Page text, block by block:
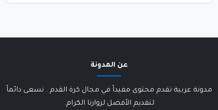
عن المدونة
مدونة عربية تقدم محتوى مفيداً في مجال كرة القدم . نسعى دائماً
لتقديم الأفضل لزوارنا الكرام.